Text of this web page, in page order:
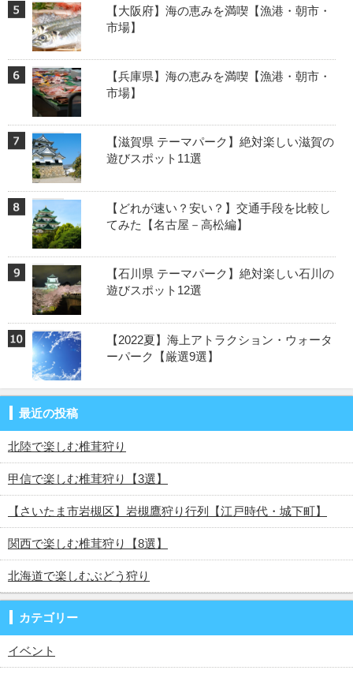
【大阪府】海の恵みを満喫【漁港・朝市・
市場】
【兵庫県】海の恵みを満喫【漁港・朝市・
市場】
【滋賀県 テーマパーク】絶対楽しい滋賀の
遊びスポット11選
【どれが速い？安い？】交通手段を比較し
てみた【名古屋－高松編】
【石川県 テーマパーク】絶対楽しい石川の
遊びスポット12選
【2022夏】海上アトラクション・ウォータ
ーパーク【厳選9選】
最近の投稿
北陸で楽しむ椎茸狩り
甲信で楽しむ椎茸狩り【3選】
【さいたま市岩槻区】岩槻鷹狩り行列【江戸時代・城下町】
関西で楽しむ椎茸狩り【8選】
北海道で楽しむぶどう狩り
カテゴリー
イベント